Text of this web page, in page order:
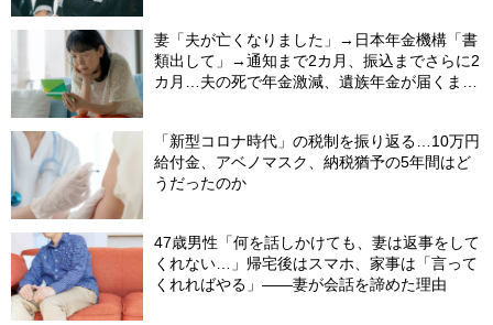
妻「夫が亡くなりました」→日本年金機構「書
類出して」→通知まで2カ月、振込までさらに2
カ月…夫の死で年金激減、遺族年金が届くまで
「新型コロナ時代」の税制を振り返る…10万円
給付金、アベノマスク、納税猶予の5年間はど
うだったのか
47歳男性「何を話しかけても、妻は返事をして
くれない…」帰宅後はスマホ、家事は「言って
くれればやる」――妻が会話を諦めた理由